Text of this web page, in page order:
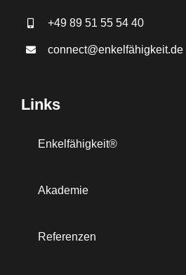
+49 89 51 55 54 40
connect@enkelfähigkeit.de
Links
Enkelfähigkeit®
Akademie
Referenzen